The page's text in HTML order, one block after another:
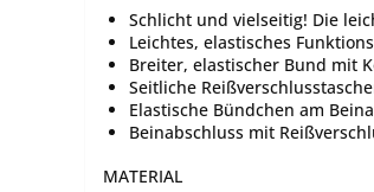
Schlicht und vielseitig! Die
Leichtes, elastisches
Breiter, elastischer Bund mit
Seitliche
Elastische Bündchen am
Beinabschluss mit
MATERIAL